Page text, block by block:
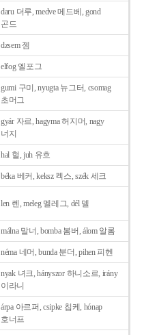
daru 더루, medve 메드베, gond
곤드
dzsem 젬
elfog 엘포그
gumi 구미, nyugta 뉴그터, csomag
초머그
gyár 자르, hagyma 허지머, nagy
너지
hal 헐, juh 유흐
béka 베커, keksz 켁스, szék 세크
len 렌, meleg 멜레그, dél 델
málna 말너, bomba 봄버, álom 알롬
néma 네머, bunda 분더, pihen 피헨
nyak 녀크, hányszor 하니소르, irány
이라니
árpa 아르퍼, csipke 칩케, hónap
호너프